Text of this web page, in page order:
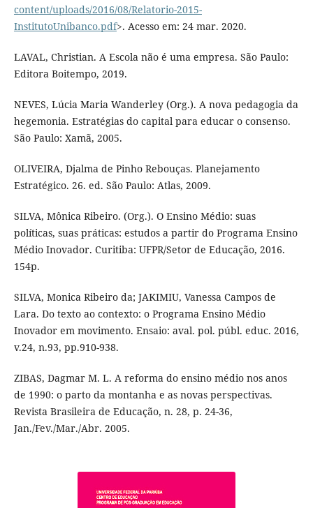
content/uploads/2016/08/Relatorio-2015-
InstitutoUnibanco.pdf>. Acesso em: 24 mar. 2020.
LAVAL, Christian. A Escola não é uma empresa. São Paulo:
Editora Boitempo, 2019.
NEVES, Lúcia Maria Wanderley (Org.). A nova pedagogia da
hegemonia. Estratégias do capital para educar o consenso.
São Paulo: Xamã, 2005.
OLIVEIRA, Djalma de Pinho Rebouças. Planejamento
Estratégico. 26. ed. São Paulo: Atlas, 2009.
SILVA, Mônica Ribeiro. (Org.). O Ensino Médio: suas
políticas, suas práticas: estudos a partir do Programa Ensino
Médio Inovador. Curitiba: UFPR/Setor de Educação, 2016.
154p.
SILVA, Monica Ribeiro da; JAKIMIU, Vanessa Campos de
Lara. Do texto ao contexto: o Programa Ensino Médio
Inovador em movimento. Ensaio: aval. pol. públ. educ. 2016,
v.24, n.93, pp.910-938.
ZIBAS, Dagmar M. L. A reforma do ensino médio nos anos
de 1990: o parto da montanha e as novas perspectivas.
Revista Brasileira de Educação, n. 28, p. 24-36,
Jan./Fev./Mar./Abr. 2005.